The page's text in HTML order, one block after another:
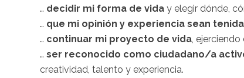
… decidir mi forma de vida y elegir dónde,
… que mi opinión y experiencia sean
… continuar mi proyecto de vida , ejerciendo
… ser reconocido como ciudadano/a
creatividad, talento y experiencia.